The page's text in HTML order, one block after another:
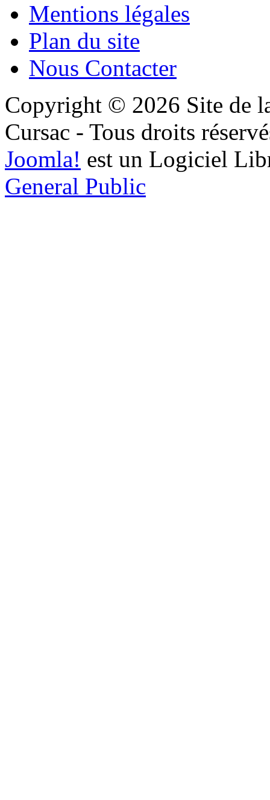
Mentions légales
Plan du site
Nous Contacter
Copyright © 2026 Site de
Cursac - Tous droits
Joomla! est un Logiciel
General Public